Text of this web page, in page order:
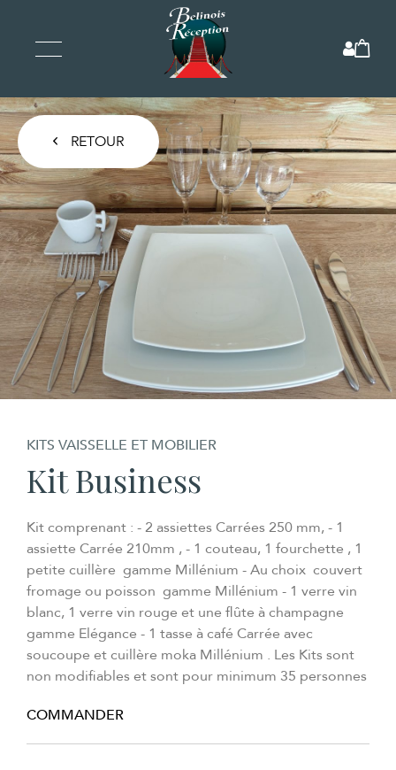
KITS VAISSELLE ET MOBILIER
Kit Business
Kit comprenant : - 2 assiettes Carrées 250 mm, - 1
assiette Carrée 210mm , - 1 couteau, 1 fourchette , 1
petite cuillère gamme Millénium - Au choix couvert
fromage ou poisson gamme Millénium - 1 verre vin
blanc, 1 verre vin rouge et une flûte à champagne
gamme Elégance - 1 tasse à café Carrée avec
soucoupe et cuillère moka Millénium . Les Kits sont
non modifiables et sont pour minimum 35 personnes
COMMANDER
RETOUR